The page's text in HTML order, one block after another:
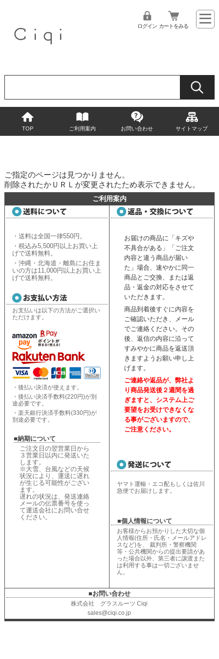
ログイン カートをみる
TOP ご利用案内 お問い合わせ サイトマップ
ご指定のページは見つかりません。
削除されたかＵＲＬが変更されたため表示できません。
ご利用案内
・送料は全国一律550円。
・税込み5,500円以上お買い上
げで送料無料。
・沖縄・北海道・離島にお住ま
いの方は11,000円以上お買い上
げで送料無料。
お支払いは以下の方法がご選択い
ただけます。
・後払い決済が使えます。
・後払い決済手数料(220円)が別
途必要です。
・楽天銀行決済手数料(330円)が
別途必要です。
■納期について
ご注文日の翌営業日から
３営業日以内に発送いた
します。
※大雪、台風などの天候
状況により、 運送に遅れ
が生じる可能性がござい
ます。
遅れの状況は、 発送連絡
メールの伝票番号を使っ
て運送会社にお問い合せ
ください。
お届けの商品に「キズや
不具合がある」「ご注文
内容と違う商品が届い
た」場合、速やかに同一
商品とご交換、または返
品・返金の対応をさせて
いただきます。
商品到着後すぐに内容を
ご確認いただき、
メール
でご連絡ください。 その
後、返信の内容に沿って
すみやかに商品を返送頂
きますようお願い申し上
げます。
ご連絡や返品が、弊社よ
り商品発送後２週間を過
ぎますと、 システム上ご
要望をお受けできなくな
る事がございますので、
ご注意ください。
ヤマト運輸・エコ配もしくは佐川
急便でお届けします。
■個人情報について
お客様からお預かりした大切な個
人情報(住所・氏名・メールアドレ
スなど)を、 裁判所・警察機関
等・公共機関からの提出要請があ
った場合以外、第三者に譲渡また
は利用する事は一切ございませ
ん。
■お問い合わせ
株式会社 グラスルーツ Ciqi
sales@ciqi.co.jp